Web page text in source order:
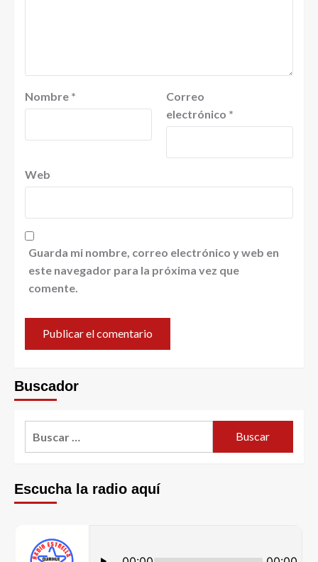
Nombre *
Correo
electrónico *
Web
Guarda mi nombre, correo electrónico y web en
este navegador para la próxima vez que
comente.
Buscador
Escucha la radio aquí